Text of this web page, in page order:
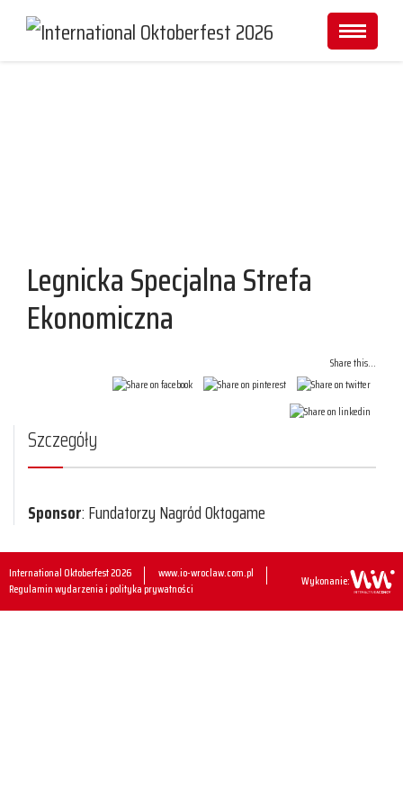
Legnicka Specjalna Strefa
Ekonomiczna
Share this...
Szczegóły
Sponsor: Fundatorzy Nagród Oktogame
International Oktoberfest 2026
www.io-wroclaw.com.pl
Regulamin wydarzenia i polityka prywatności
Wykonanie: